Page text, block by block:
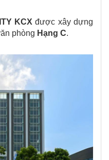
KCX được xây dựng
phòng Hạng C.